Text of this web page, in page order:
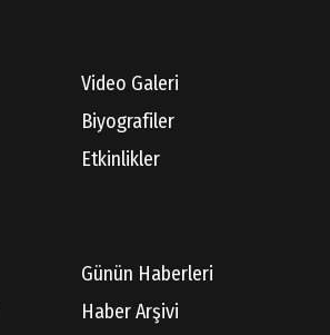
Video Galeri
Biyografiler
Etkinlikler
Günün Haberleri
Haber Arşivi